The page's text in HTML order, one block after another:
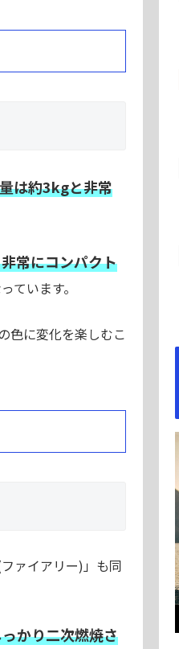
は約3kgと非常
常にコンパクト
ています。
色に変化を楽しむこ
ァイアリー)」も同
かり二次燃焼さ